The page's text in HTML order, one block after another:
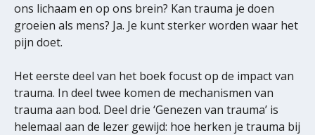
ons lichaam en op ons brein? Kan trauma je doen
groeien als mens? Ja. Je kunt sterker worden waar het
pijn doet.
Het eerste deel van het boek focust op de impact van
trauma. In deel twee komen de mechanismen van
trauma aan bod. Deel drie ‘Genezen van trauma’ is
helemaal aan de lezer gewijd: hoe herken je trauma bij